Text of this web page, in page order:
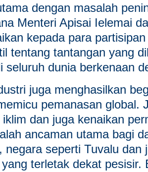
dengan masalah
Menteri Apisai Ielemai
kepada para
tentang tantangan yang
seluruh dunia berkenaan
juga menghasilkan
pemanasan global.
dan juga kenaikan
ancaman utama bagi
negara seperti Tuvalu dan
terletak dekat pesisir.